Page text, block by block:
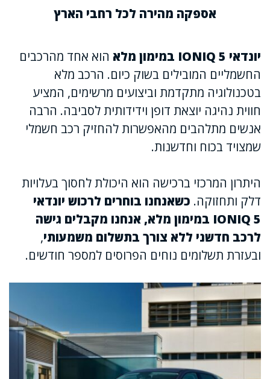
אספקה מהירה לכל רחבי הארץ
יונדאי IONIQ 5 במימון מלא
הוא אחד מהרכבים
החשמליים המובילים בשוק כיום. הרכב מלא
בטכנולוגיה מתקדמת וביצועים מרשימים, המציע
חווית נהיגה יוצאת דופן וידידותית לסביבה. הרבה
אנשים מתלהבים מהאפשרות להחזיק רכב חשמלי
שמצויד בכוח וחדשנות.
היתרון המרכזי ברכישה הוא היכולת לחסוך בעלויות
דלק ותחזוקה. כשאנחנו בוחרים לרכוש יונדאי
IONIQ 5 במימון מלא, אנחנו מקבלים גישה
לרכב חדשני ללא צורך בתשלום משמעותי,
ובעזרת תשלומים נוחים הפרוסים למספר חודשים.